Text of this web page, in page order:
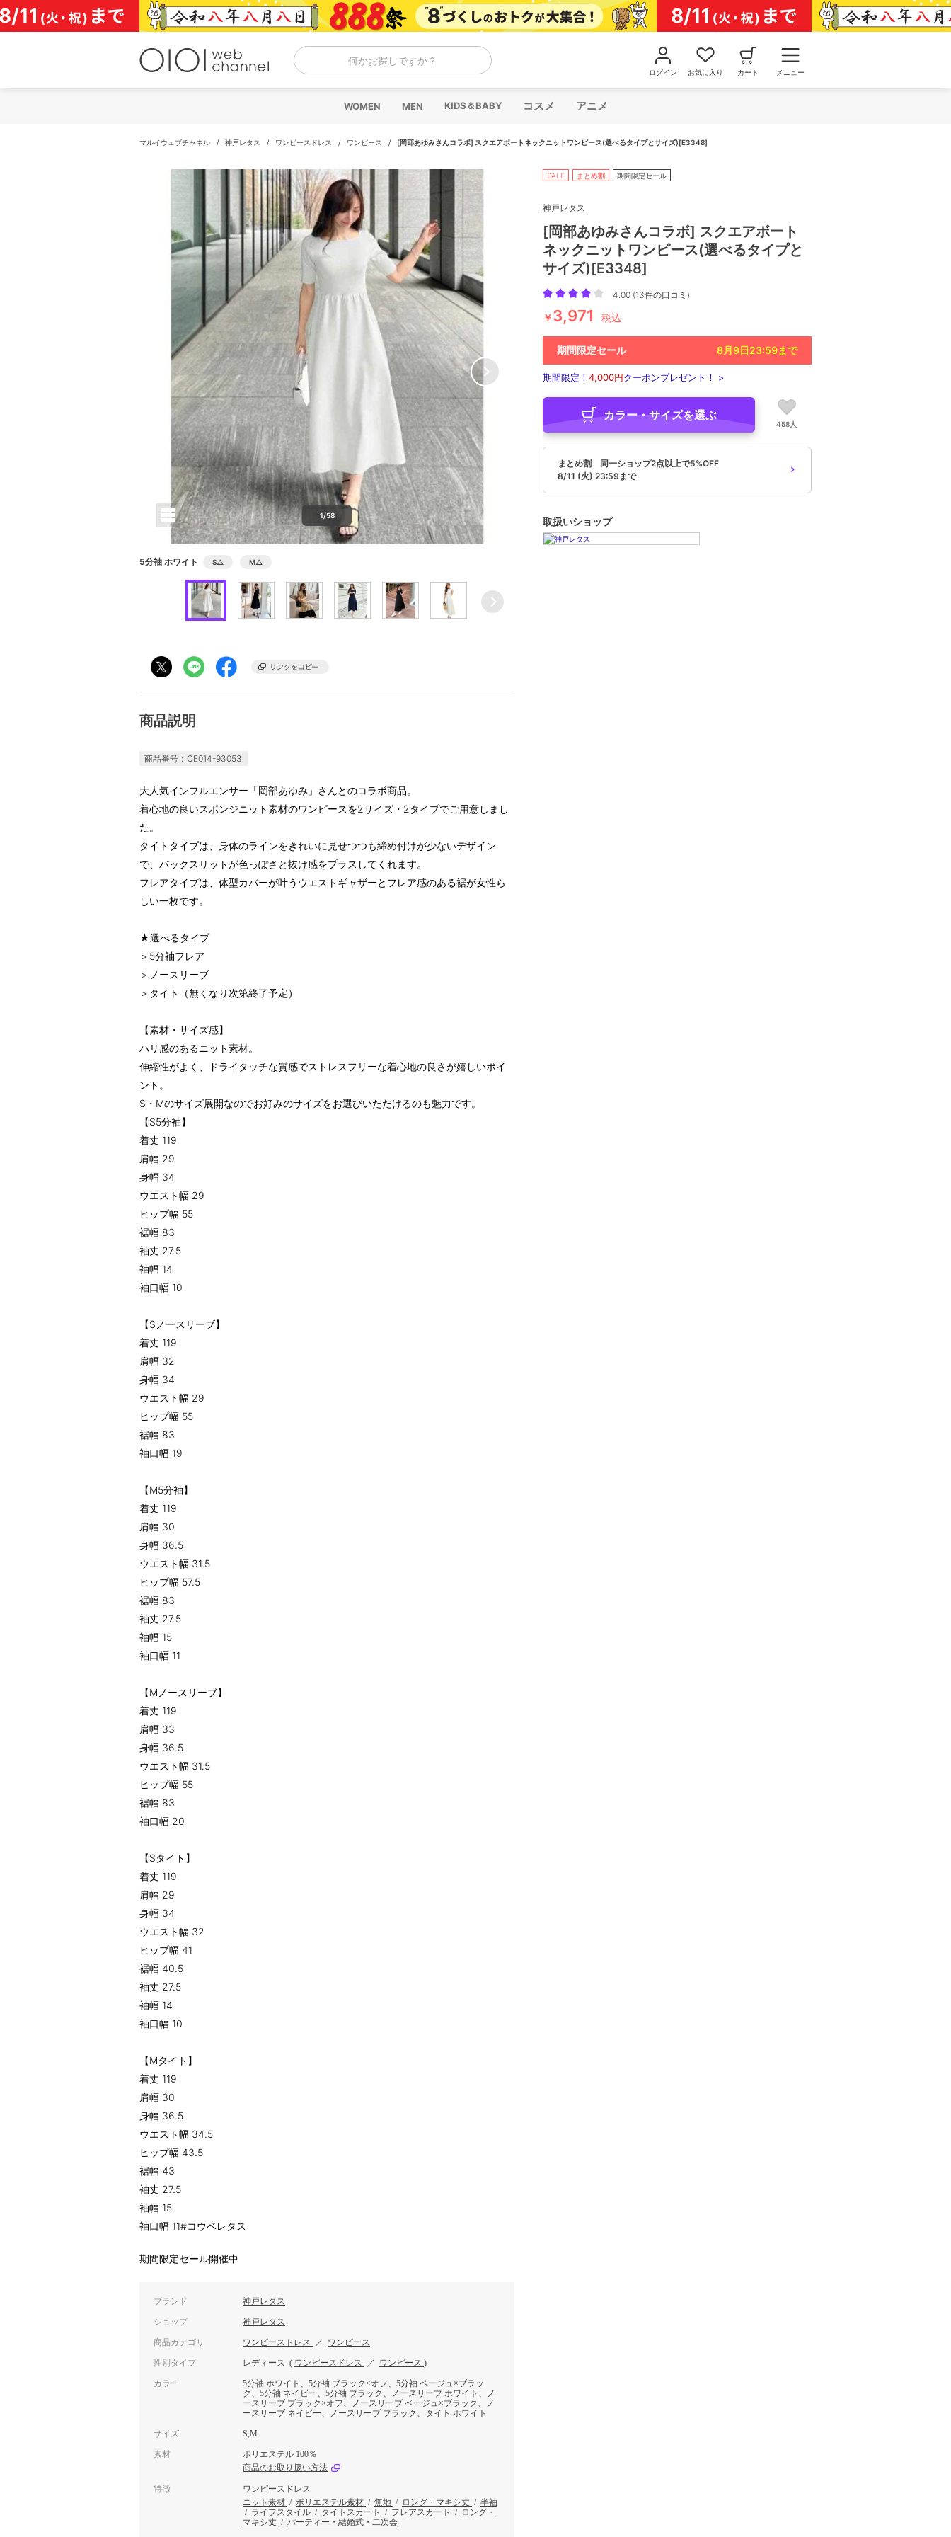
コ
ン
テ
何かお探しですか？
ログイン お気に入り カート メニュー
WOMEN MEN KIDS＆BABY コスメ アニメ
マルイウェブチャネル / 神戸レタス / ワンピースドレス / ワンピース / [岡部あゆみさんコラボ] スクエアボートネックニットワンピース(選べるタイプとサイズ)[E3348]
1/58
5分袖 ホワイト S△ M△
商品説明
商品番号：CE014-93053
大人気インフルエンサー「岡部あゆみ」さんとのコラボ商品。
着心地の良いスポンジニット素材のワンピースを2サイズ・2タイプでご用意しまし
た。
タイトタイプは、身体のラインをきれいに見せつつも締め付けが少ないデザイン
で、バックスリットが色っぽさと抜け感をプラスしてくれます。
フレアタイプは、体型カバーが叶うウエストギャザーとフレア感のある裾が女性ら
しい一枚です。
★選べるタイプ
＞5分袖フレア
＞ノースリーブ
＞タイト（無くなり次第終了予定）
【素材・サイズ感】
ハリ感のあるニット素材。
伸縮性がよく、ドライタッチな質感でストレスフリーな着心地の良さが嬉しいポイ
ント。
S・Mのサイズ展開なのでお好みのサイズをお選びいただけるのも魅力です。
【S5分袖】
着丈 119
肩幅 29
身幅 34
ウエスト幅 29
ヒップ幅 55
裾幅 83
袖丈 27.5
袖幅 14
袖口幅 10
【Sノースリーブ】
着丈 119
肩幅 32
身幅 34
ウエスト幅 29
ヒップ幅 55
裾幅 83
袖口幅 19
【M5分袖】
着丈 119
肩幅 30
身幅 36.5
ウエスト幅 31.5
ヒップ幅 57.5
裾幅 83
袖丈 27.5
袖幅 15
袖口幅 11
【Mノースリーブ】
着丈 119
肩幅 33
身幅 36.5
ウエスト幅 31.5
ヒップ幅 55
裾幅 83
袖口幅 20
【Sタイト】
着丈 119
肩幅 29
身幅 34
ウエスト幅 32
ヒップ幅 41
裾幅 40.5
袖丈 27.5
袖幅 14
袖口幅 10
【Mタイト】
着丈 119
肩幅 30
身幅 36.5
ウエスト幅 34.5
ヒップ幅 43.5
裾幅 43
袖丈 27.5
袖幅 15
袖口幅 11#コウベレタス
期間限定セール開催中
ブランド 神戸レタス
ショップ 神戸レタス
商品カテゴリ ワンピースドレス ／ ワンピース
性別タイプ レディース ( ワンピースドレス ／ ワンピース )
カラー
5分袖 ホワイト、5分袖 ブラック×オフ、5分袖 ベージュ×ブラッ
ク、5分袖 ネイビー、5分袖 ブラック、ノースリーブ ホワイト、ノ
ースリーブ ブラック×オフ、ノースリーブ ベージュ×ブラック、ノ
ースリーブ ネイビー、ノースリーブ ブラック、タイト ホワイト
サイズ S,M
素材
ポリエステル 100％
商品のお取り扱い方法
特徴
ワンピースドレス
ニット素材 / ポリエステル素材 / 無地 / ロング・マキシ丈 / 半袖
/ ライフスタイル / タイトスカート / フレアスカート / ロング・
マキシ丈 / パーティー・結婚式・二次会
SALE まとめ割 期間限定セール
神戸レタス
[岡部あゆみさんコラボ] スクエアボート
ネックニットワンピース(選べるタイプと
サイズ)[E3348]
4.00 (13件の口コミ )
￥3,971 税込
期間限定セール 8月9日23:59まで
期間限定！ 4,000円クーポンプレゼント！ >
カラー・サイズを選ぶ
458人
まとめ割 同一ショップ2点以上で5%OFF
8/11 (火) 23:59まで
取扱いショップ